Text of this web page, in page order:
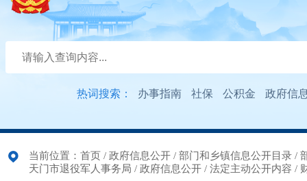
热词搜索： 办事指南 社保 公积金 政府信
当前位置： 首页 / 政府信息公开 / 部门和乡镇信息公开目录 /
天门市退役军人事务局 / 政府信息公开 / 法定主动公开内容 /